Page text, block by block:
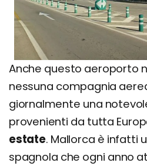
Anche questo aeroporto
nessuna compagnia
giornalmente una
provenienti da tutta
estate. Mallorca è infatti
spagnola che ogni anno